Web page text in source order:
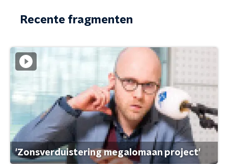
Recente fragmenten
'Zonsverduistering megalomaan project'